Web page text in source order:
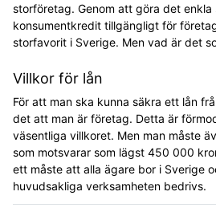
storföretag. Genom att göra det enkla
konsumentkredit tillgängligt för
storfavorit i Sverige. Men vad är det
Villkor för lån
För att man ska kunna säkra ett lån
det att man är företag. Detta är
väsentliga villkoret. Men man måste
som motsvarar som lägst 450 000
ett måste att alla ägare bor i Sverige
huvudsakliga verksamheten bedrivs.